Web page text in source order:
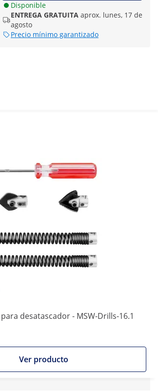
Disponible
ENTREGA GRATUITA aprox. lunes, 17 de
agosto
Precio mínimo garantizado
desatascador - MSW-Drills-16.1
Ver producto